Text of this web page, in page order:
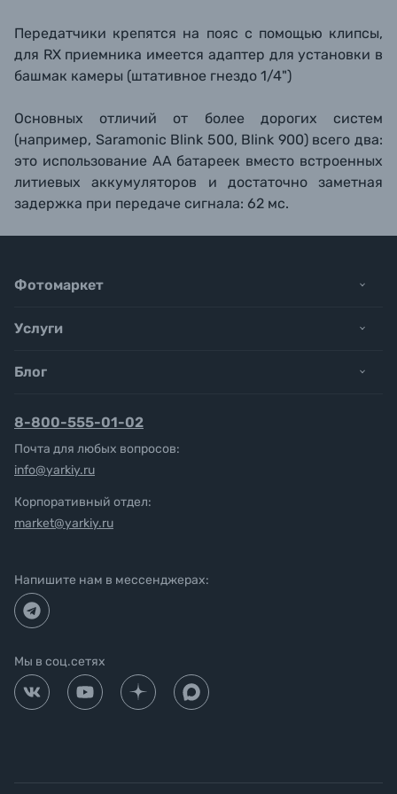
Передатчики крепятся на пояс с помощью клипсы,
для RX приемника имеется адаптер для установки в
башмак камеры (штативное гнездо 1/4")
Основных отличий от более дорогих систем
(например, Saramonic Blink 500, Blink 900) всего два:
это использование АА батареек вместо встроенных
литиевых аккумуляторов и достаточно заметная
задержка при передаче сигнала: 62 мс.
Фотомаркет
Услуги
Блог
8-800-555-01-02
Почта для любых вопросов:
info@yarkiy.ru
Корпоративный отдел:
market@yarkiy.ru
Напишите нам в мессенджерах:
Мы в соц.сетях